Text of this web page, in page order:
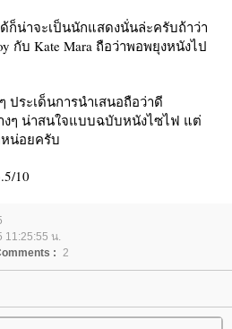
ก็น่าจะเป็นนักแสดงนั่นล่ะครับถ้าว่า
กับ Kate Mara ถือว่าพอพยุงหนังไป
ประเด็นการนำเสนอถือว่าดี
งๆ น่าสนใจแบบฉบับหนังไซไฟ แต่
น่อยครับ
10
11:25:55 น.
: 2